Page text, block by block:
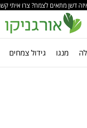
דשן מתאים לצמח? צרו איתי
אין מנגו גידול צמחים